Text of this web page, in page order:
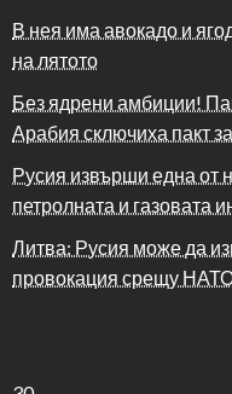
В нея има авокадо и
на лятото
Без ядрени амбиции!
Арабия сключиха пакт
Русия извърши една от
петролната и газовата
Литва: Русия може да
провокация срещу